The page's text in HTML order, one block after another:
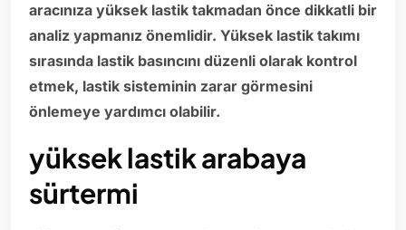
aracınıza yüksek lastik takmadan önce dikkatli bir
analiz yapmanız önemlidir. Yüksek lastik takımı
sırasında lastik basıncını düzenli olarak kontrol
etmek, lastik sisteminin zarar görmesini
önlemeye yardımcı olabilir.
yüksek lastik arabaya
sürtermi